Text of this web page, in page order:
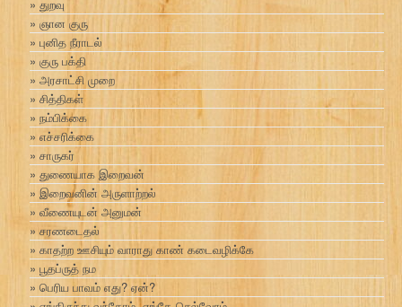
துறவு
ஞான குரு
புனித நீராடல்
குரு பக்தி
அரசாட்சி முறை
சித்திகள்
நம்பிக்கை
எச்சரிக்கை
சாருகர்
துணையாக இறைவன்
இறைவனின் அருளாற்றல்
வீணையுடன் அனுமன்
சரணடைதல்
காதற்ற ஊசியும் வாராது காண் கடைவழிக்கே
பூதப்ருத் நம
பெரிய பாவம் எது? ஏன்?